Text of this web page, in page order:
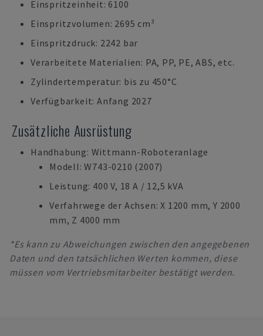
Einspritzeinheit: 6100
Einspritzvolumen: 2695 cm³
Einspritzdruck: 2242 bar
Verarbeitete Materialien: PA, PP, PE, ABS, etc.
Zylindertemperatur: bis zu 450°C
Verfügbarkeit: Anfang 2027
Zusätzliche Ausrüstung
Handhabung: Wittmann-Roboteranlage
Modell: W743-0210 (2007)
Leistung: 400 V, 18 A / 12,5 kVA
Verfahrwege der Achsen: X 1200 mm, Y 2000
mm, Z 4000 mm
*Es kann zu Abweichungen zwischen den angegebenen
Daten und den tatsächlichen Werten kommen, diese
müssen vom Vertriebsmitarbeiter bestätigt werden.